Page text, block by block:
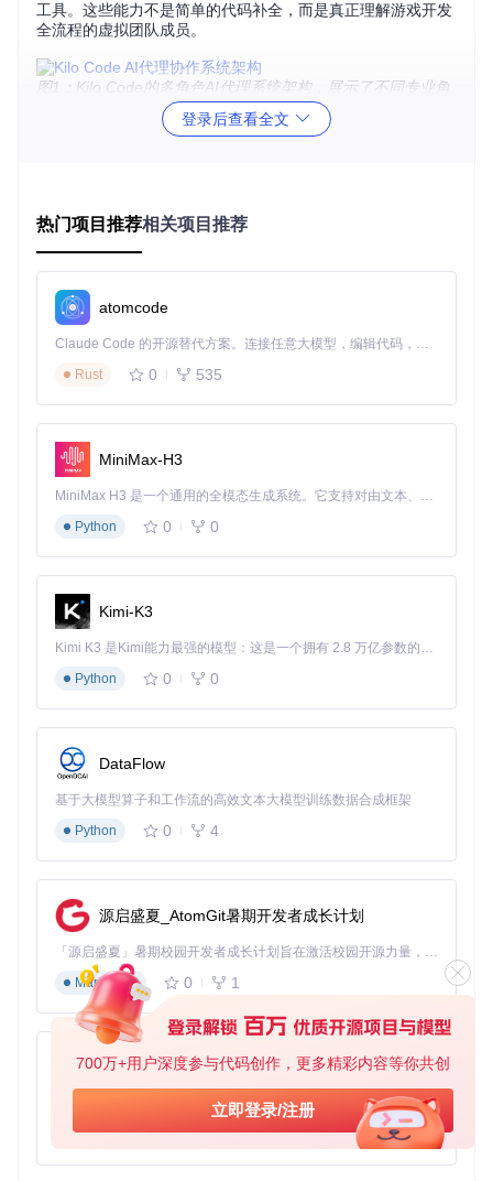
700万+用户深度参与代码创作，更多精彩内容等你共创
立即登录/注册
工具。这些能力不是简单的代码补全，而是真正理解游戏开发
全流程的虚拟团队成员。
图1：Kilo Code的多角色AI代理系统架构，展示了不同专业角
场景化应用：从痛点到解决方案的蜕变
1. 智能代码生成：告别重复劳动
痛点：手动编写Unity组件代码占用大量时间，且难以保证风格
一致性。
方案：Kilo Code的编码器代理可将自然语言描述转换为高质
量C#脚本，支持MonoBehaviour组件、Shader和编辑器工
效果：将新功能原型开发时间缩短65%，代码复用率提升4
0%。
当你输入"创建一个带状态机的角色控制器，包含 idle/walk/att
辑和物理交互的完整代码。这不仅节省了编写基础代码的时
间，更提供了符合行业最佳实践的架构模板。
2. 自动化资源管理：释放创意能量
痛点：纹理、模型和音效等资源的导入配置和优化占用大量开
发时间。
参数的映射规则，实现批量处理。
效果：资源处理时间减少75%，包体大小平均缩减30%。
相关工具实现：src/core/tools/中的资源处理模块支持自定义
规则，如自动将"_normal"后缀的纹理设置为法线贴图，或根
据模型多边形数量自动调整LOD层级。
痛点：Unity项目中的空引用、协程管理和性能问题调试耗时且
方案：调试器代理能自动分析错误日志，识别常见问题模式，
并提供修复建议。
效果：平均调试时间减少50%，生产环境bug数量降低35%。
图2：Kilo Code的PR修复代理正在自动检测并修复类型安全问
进阶技巧：打造定制化AI开发流水线
自定义代理工作流：通过创建.kilocode配置文件夹，你
可以定义适合特定项目的AI工作流程。例如，为开放世界项目
配置"地形生成专家"代理，或为移动游戏配置"性能优化专
家"。配置文件结构参考src/core/prompts/中的模板。
多代理协作策略：学会让不同代理协同工作，如让架构师代理
登录后查看全文
热门项目推荐相关项目推荐
atomcode
Claude Code 的开源替代方案。连接任意大模型，编辑代码，运行命令，自动验证 — 全自动执行。用 Rust 构建，极致性能。 ｜ An open-source alternative to Claude Code. Connect any LLM, edit code, run commands, and verify changes — autonomously. Built in Rust for speed. Get Started
Rust
0 535
MiniMax-H3
MiniMax H3 是一个通用的全模态生成系统。它支持对由文本、图像、视频和音频组成的多模态上下文进行统一理解，并能生成分辨率高达 2K、时长可达 15 秒的带原生立体声音频的视频。得益于面向任务泛化的系统设计，H3 在预训练阶段就已具备广泛的多模态上下文理解与生成能力，能够出色地执行复杂的多模态指令。
Python
0 0
Kimi-K3
Kimi K3 是Kimi能力最强的模型：这是一个拥有 2.8 万亿参数的混合专家（MoE）模型，具备原生视觉理解能力，并支持 100 万 token 的上下文窗口。
Python
0 0
DataFlow
基于大模型算子和工作流的高效文本大模型训练数据合成框架
Python
0 4
源启盛夏_AtomGit暑期开发者成长计划
「源启盛夏」暑期校园开发者成长计划旨在激活校园开源力量，通过积分激励、认证扶持、资源倾斜等形式，引导高校组织和开发者完成「入驻 — 建项目 — 做贡献 — 获认证 — 得资源」的完整闭环。无论你是想带领社团入驻平台的组织者，还是希望用代码贡献证明自己的开发者，都能在这里找到属于你的成长路径。
Markdown
0 1
py-xiaozhi
基于Python的Xiaozhi AI，适用于想要完整Xiaozhi体验而无需拥有专用硬件的用户。
Python
0 1